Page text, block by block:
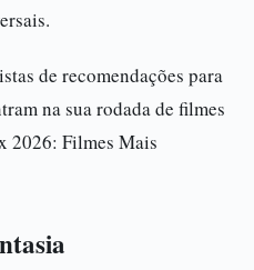
de recomendações para
na sua rodada de filmes
2026: Filmes Mais